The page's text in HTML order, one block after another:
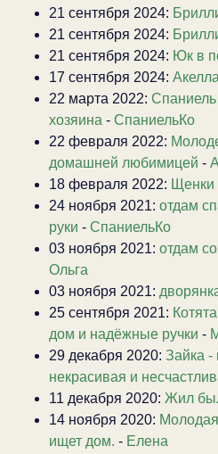
21 сентября 2024:
21 сентября 2024:
21 сентября 2024: Юк в
17 сентября 2024:
22 марта 2022:
хозяина - СпаниельКо
22 февраля 2022:
домашней любимицей -
18 февраля 2022: Щенки
24 ноября 2021: отдам
руки - СпаниельКо
03 ноября 2021: отдам
Ольга
03 ноября 2021:
25 сентября 2021:
дом и надёжные ручки -
29 декабря 2020: Зайка -
некрасивая и
11 декабря 2020: Жил
14 ноября 2020:
ищет дом. - Елена